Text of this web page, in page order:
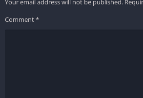
Your email address will not be published.
Comment*